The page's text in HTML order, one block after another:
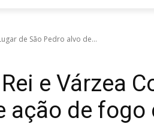
de São Pedro alvo de...
e Várzea
ação de